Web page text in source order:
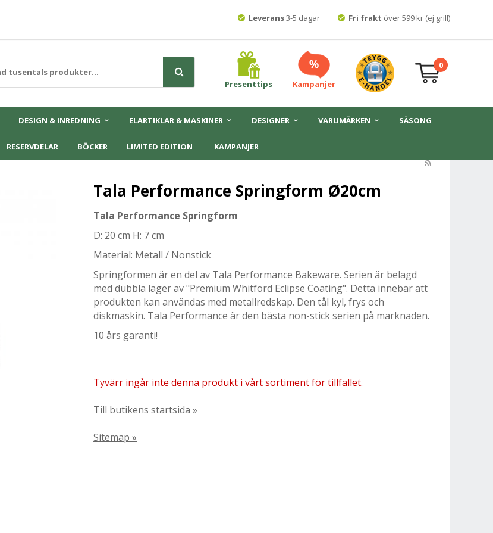
Leverans3-5 dagar Fri frakt över 599 kr (ej grill)
Presenttips Kampanjer
0
DESIGN & INREDNING ELARTIKLAR & MASKINER DESIGNER VARUMÄRKEN SÄSONG
RESERVDELAR BÖCKER LIMITED EDITION
KAMPANJER
Tala Performance Springform Ø20cm
Tala Performance Springform
D: 20 cm H: 7 cm
Material: Metall / Nonstick
Springformen är en del av Tala Performance Bakeware. Serien är belagd
med dubbla lager av "Premium Whitford Eclipse Coating". Detta innebär att
produkten kan användas med metallredskap. Den tål kyl, frys och
diskmaskin. Tala Performance är den bästa non-stick serien på marknaden.
10 års garanti!
Tyvärr ingår inte denna produkt i vårt sortiment för tillfället.
Till butikens startsida »
Sitemap »